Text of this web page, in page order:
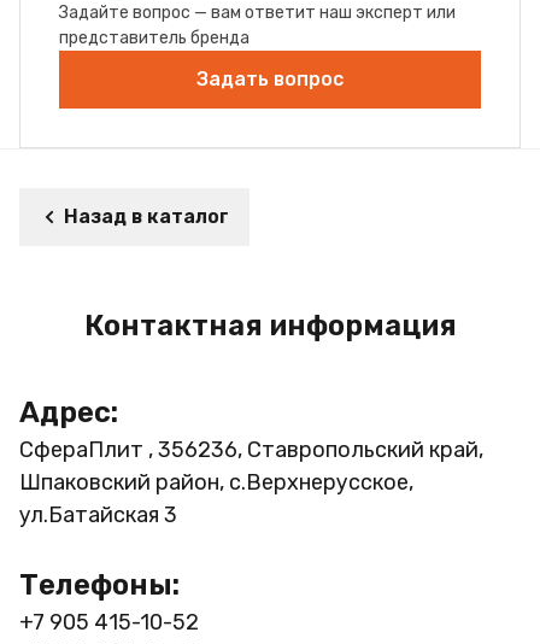
Задайте вопрос — вам ответит наш эксперт или
представитель бренда
Задать вопрос
Назад в каталог
Контактная информация
Адрес:
СфераПлит , 356236, Ставропольский край,
Шпаковский район, с.Верхнерусское,
ул.Батайская 3
Телефоны:
+7 905 415-10-52